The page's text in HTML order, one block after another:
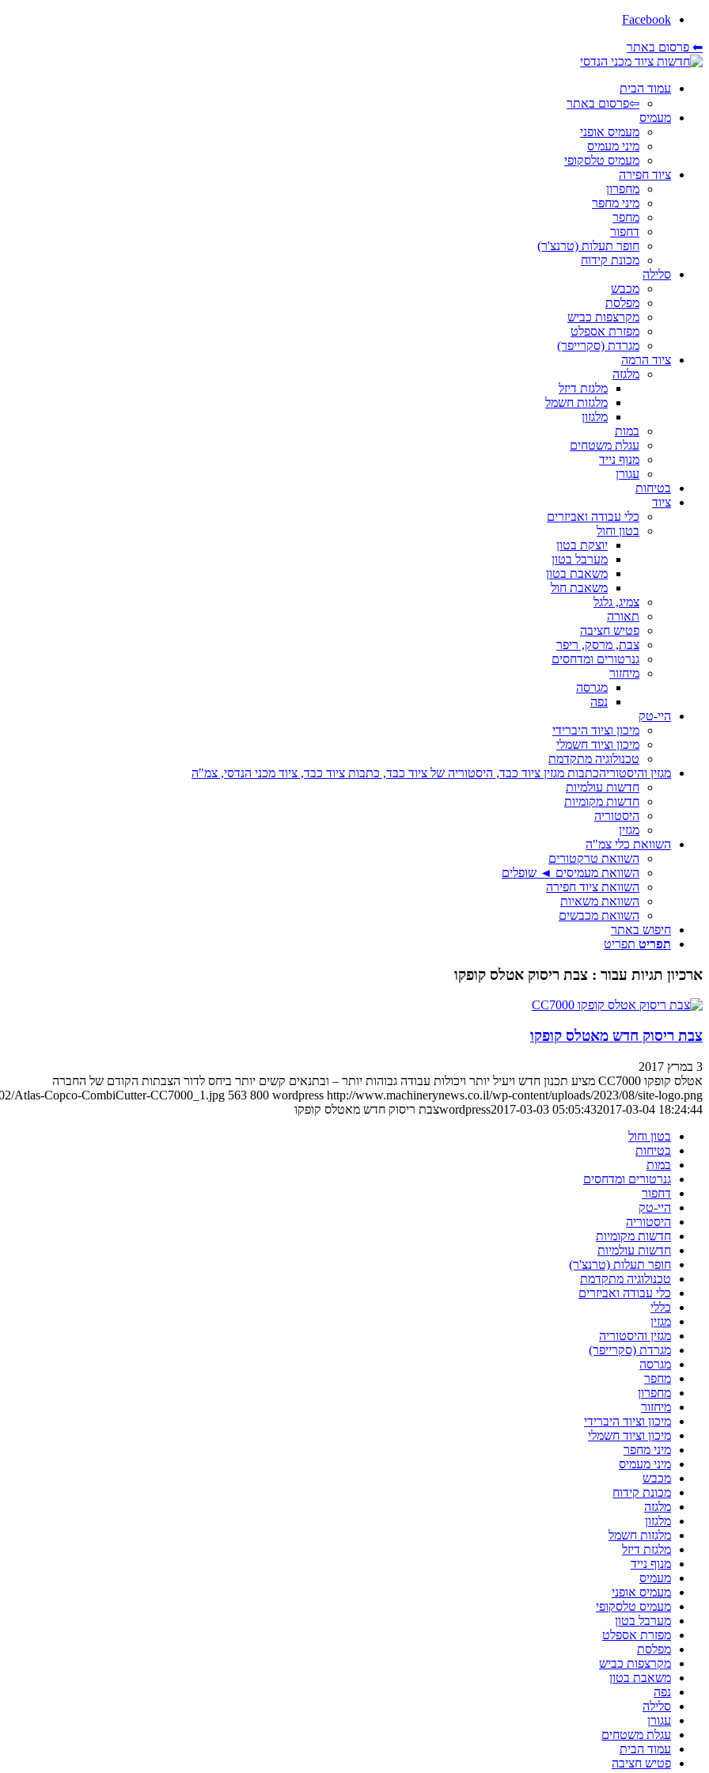
Facebook
⬅ פרסום באתר
עמוד הבית
⇦פרסום באתר
מעמיס
מעמיס אופני
מיני מעמיס
מעמיס טלסקופי
ציוד חפירה
מחפרון
מיני מחפר
מחפר
דחפור
חופר תעלות (טרנצ'ר)
מכונת קידוח
סלילה
מכבש
מפלסת
מקרצפות כביש
מפזרת אספלט
מגרדת (סקרייפר)
ציוד הרמה
מלגזה
מלגזת דיזל
מלגזות חשמל
מלגזון
במות
עגלת משטחים
מנוף נייד
עגורן
בטיחות
ציוד
כלי עבודה ואביזרים
בטון וחול
יוצקת בטון
מערבל בטון
משאבת בטון
משאבת חול
צמיג, גלגל
תאורה
פטיש חציבה
צבת, מרסק, ריפר
גנרטורים ומדחסים
מיחזור
מגרסה
נפה
היי-טק
מיכון וציוד היברידי
מיכון וציוד חשמלי
טכנולוגיה מתקדמת
מגזין והיסטוריהכתבות מגזין ציוד כבד, היסטוריה של ציוד כבד, כתבות ציוד כבד, ציוד מכני הנדסי, צמ"ה
חדשות עולמיות
חדשות מקומיות
היסטוריה
מגזין
השוואת כלי צמ"ה
השוואת טרקטורים
השוואת מעמיסים ◄ שופלים
השוואת ציוד חפירה
השוואת משאיות
השוואת מכבשים
חיפוש באתר
תפריט תפריט
ארכיון תגיות עבור : צבת ריסוק אטלס קופקו
צבת ריסוק חדש מאטלס קופקו
3 במרץ 2017
אטלס קופקו CC7000 מציע תכנון חדש ויעיל יותר ויכולות עבודה גבוהות יותר – ובתנאים קשים יותר ביחס לדור הצבתות הקודם של החברה
Atlas-Copco-CombiCutter-CC7000_1.jpg 563 800 wordpress http://www.machinerynews.co.il/wp-content/uploads/2023/08/site-logo.png
wordpress2017-03-03 05:05:432017-03-04 18:24:44
צבת ריסוק חדש מאטלס קופקו
בטון וחול
בטיחות
במות
גנרטורים ומדחסים
דחפור
היי-טק
היסטוריה
חדשות מקומיות
חדשות עולמיות
חופר תעלות (טרנצ'ר)
טכנולוגיה מתקדמת
כלי עבודה ואביזרים
כללי
מגזין
מגזין והיסטוריה
מגרדת (סקרייפר)
מגרסה
מחפר
מחפרון
מיחזור
מיכון וציוד היברידי
מיכון וציוד חשמלי
מיני מחפר
מיני מעמיס
מכבש
מכונת קידוח
מלגזה
מלגזון
מלגזות חשמל
מלגזת דיזל
מנוף נייד
מעמיס
מעמיס אופני
מעמיס טלסקופי
מערבל בטון
מפזרת אספלט
מפלסת
מקרצפות כביש
משאבת בטון
נפה
סלילה
עגורן
עגלת משטחים
עמוד הבית
פטיש חציבה